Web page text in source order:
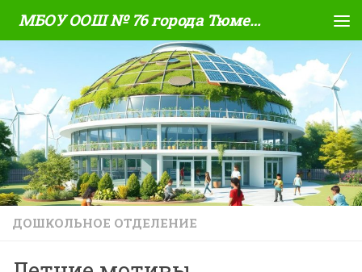
Skip to content МБОУ ООШ № 76 города Тюмени
ДОШКОЛЬНОЕ ОТДЕЛЕНИЕ